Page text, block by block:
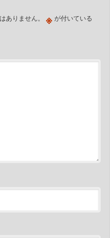
ありません。 ※ が付いている